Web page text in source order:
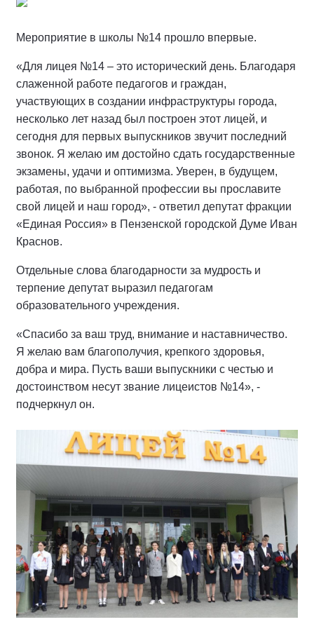
Мероприятие в школы №14 прошло впервые.
«Для лицея №14 – это исторический день. Благодаря
слаженной работе педагогов и граждан,
участвующих в создании инфраструктуры города,
несколько лет назад был построен этот лицей, и
сегодня для первых выпускников звучит последний
звонок. Я желаю им достойно сдать государственные
экзамены, удачи и оптимизма. Уверен, в будущем,
работая, по выбранной профессии вы прославите
свой лицей и наш город», - ответил депутат фракции
«Единая Россия» в Пензенской городской Думе Иван
Краснов.
Отдельные слова благодарности за мудрость и
терпение депутат выразил педагогам
образовательного учреждения.
«Спасибо за ваш труд, внимание и наставничество.
Я желаю вам благополучия, крепкого здоровья,
добра и мира. Пусть ваши выпускники с честью и
достоинством несут звание лицеистов №14», -
подчеркнул он.